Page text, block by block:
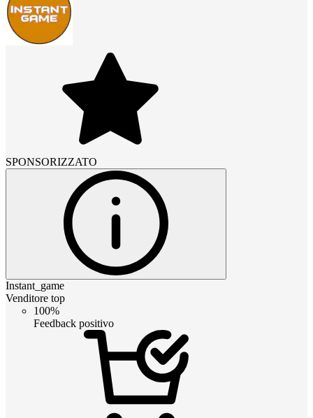
SPONSORIZZATO
Instant_game
Venditore top
100%
Feedback positivo